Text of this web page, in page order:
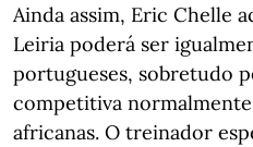
Ainda assim, Eric Chelle
Leiria poderá ser
portugueses, sobretudo
competitiva normalmente
africanas. O treinador